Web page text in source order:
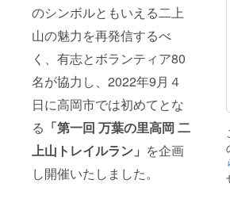
のシンボルともいえる二上
山の魅力を再発信するべ
く、有志とボランティア80
名が協力し、2022年9月４
日に高岡市では初めてとな
る 「第一回 万葉の里高岡 二
上山トレイルラン」 を企画
し開催いたしました。